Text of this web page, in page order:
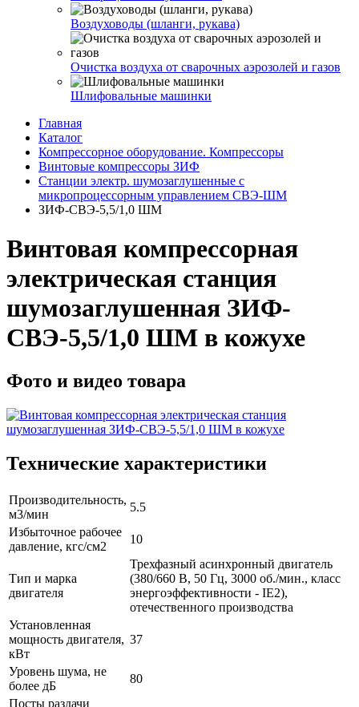
Воздуховоды (шланги, рукава)
Очистка воздуха от сварочных аэрозолей и газов
Шлифовальные машинки
Главная
Каталог
Компрессорное оборудование. Компрессоры
Винтовые компрессоры ЗИФ
Станции электр. шумозаглушенные с
микропроцессорным управлением СВЭ-ШМ
ЗИФ-СВЭ-5,5/1,0 ШМ
Винтовая компрессорная
электрическая станция
шумозаглушенная ЗИФ-
СВЭ-5,5/1,0 ШМ в кожухе
Фото и видео товара
Технические характеристики
Производительность,
м3/мин
5.5
Избыточное рабочее
давление, кгс/см2
10
Тип и марка
двигателя
Трехфазный асинхронный двигатель
(380/660 В, 50 Гц, 3000 об./мин., класс
энергоэффективности - IE2),
отечественного производства
Установленная
мощность двигателя,
кВт
37
Уровень шума, не
более дБ
80
Посты раздачи